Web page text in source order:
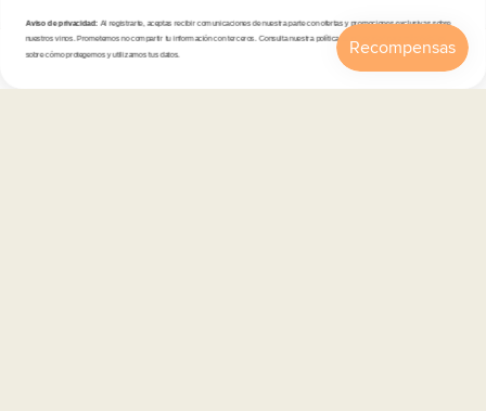
Tienda
Cuenta Carrito
Aviso de privacidad: Al registrarte, aceptas recibir comunicaciones de nuestra parte con ofertas y promociones exclusivas sobre
nuestros vinos. Prometemos no compartir tu información con terceros. Consulta nuestra política de privacidad para más detalles
sobre cómo protegemos y utilizamos tus datos.